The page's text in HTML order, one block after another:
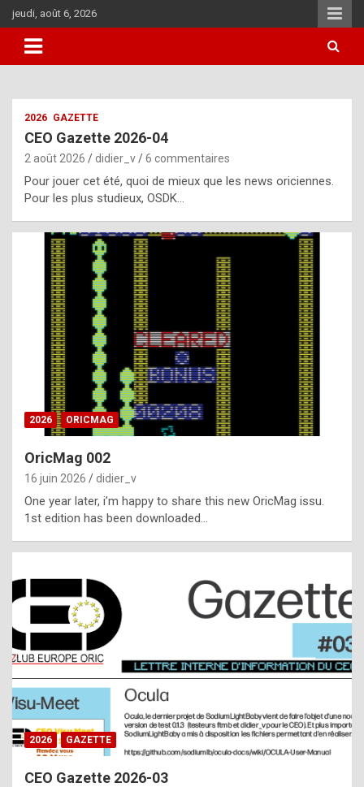
Aller
au
contenu
jeudi, août 6, 2026
i
u
l
y
d
i
ff
i
l
t
t
s
t
a
s
i
2026 GAZETTE
CEO Gazette 2026-04
2 août 2026 didier_v 6 commentaires
Pour jouer cet été, quoi de mieux que les news oriciennes.
Pour les plus studieux, OSDK…
2026 ORICMAG
OricMag 002
16 juin 2026 didier_v
One year later, i’m happy to share this new OricMag issu.
1st edition has been downloaded…
2026 GAZETTE
CEO Gazette 2026-03